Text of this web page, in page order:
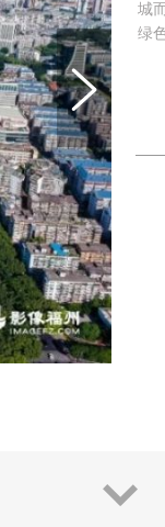
城
绿